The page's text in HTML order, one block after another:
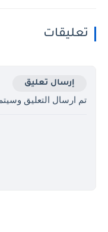
تعليقات
إرسال تعليق
تم ارسال التعليق